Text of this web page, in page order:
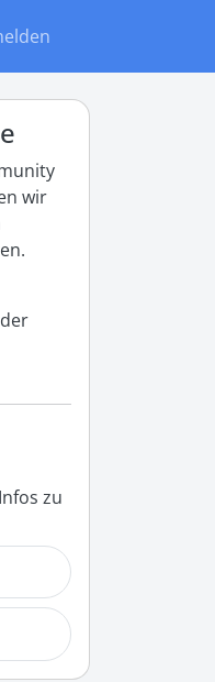
wir
zu